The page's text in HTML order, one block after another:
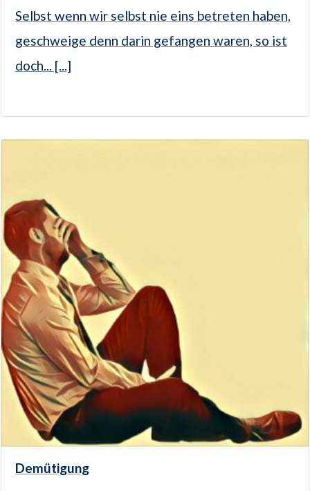
Selbst wenn wir selbst nie eins betreten haben,
geschweige denn darin gefangen waren, so ist
doch... [...]
Demütigung